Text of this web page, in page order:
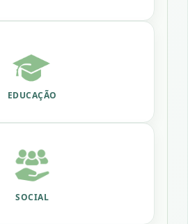
EDUCAÇÃO
SOCIAL